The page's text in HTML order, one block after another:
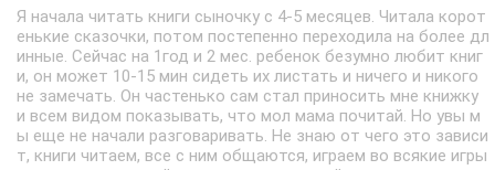
Я начала читать книги сыночку с 4-5 месяцев. Читала корот
енькие сказочки, потом постепенно переходила на более дл
инные. Сейчас на 1год и 2 мес. ребенок безумно любит книг
и, он может 10-15 мин сидеть их листать и ничего и никого
не замечать. Он частенько сам стал приносить мне книжку
и всем видом показывать, что мол мама почитай. Но увы м
ы еще не начали разговаривать. Не знаю от чего это зависи
т, книги читаем, все с ним общаются, играем во всякие игры